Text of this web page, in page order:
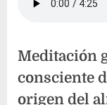
Meditación
consciente
origen del